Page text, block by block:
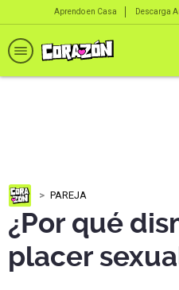
Aprendo en Casa Descarga
PAREJA
¿Por qué
placer